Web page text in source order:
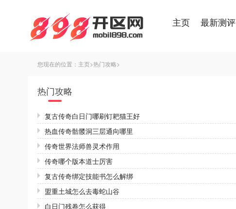
主页 最新测评
您现在的位置： 主页>热门攻略>
热门攻略
复古传奇白日门哪刷钉耙猫王好
热血传奇骷髅洞三层通向哪里
传奇世界法师兽灵术作用
传奇哪个版本道士厉害
复古传奇绑定技能书怎么解绑
盟重土城怎么去毒蛇山谷
白日门残卷怎么获得